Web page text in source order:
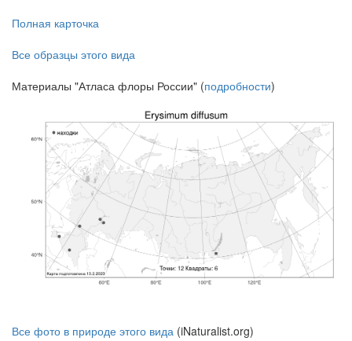
Полная карточка
Все образцы этого вида
Материалы "Атласа флоры России" (подробности)
Все фото в природе этого вида (iNaturalist.org)